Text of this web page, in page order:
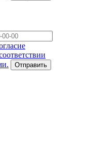
Отправить